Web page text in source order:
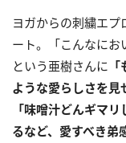
ヨガからの刺繍エ
ート。「こんなにお
という亜樹さんに
ような愛らしさを見
「味噌汁どんギマ
るなど、愛すべき弟